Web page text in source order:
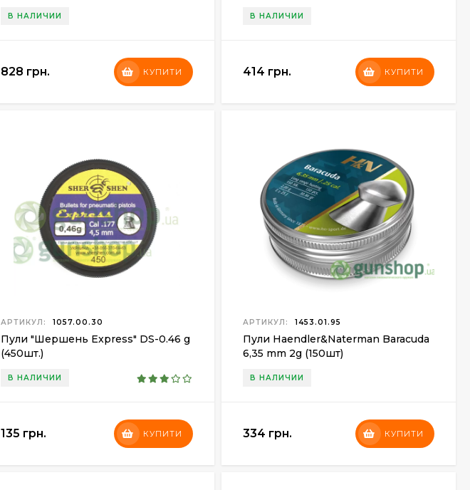
В НАЛИЧИИ
828 грн. КУПИТИ
В НАЛИЧИИ
414 грн. КУПИТИ
АРТИКУЛ: 1057.00.30
Пули "Шершень Express" DS-0.46 g
(450шт.)
В НАЛИЧИИ
135 грн. КУПИТИ
АРТИКУЛ: 1453.01.95
Пули Haendler&Naterman Baracuda
6,35 mm 2g (150шт)
В НАЛИЧИИ
334 грн. КУПИТИ